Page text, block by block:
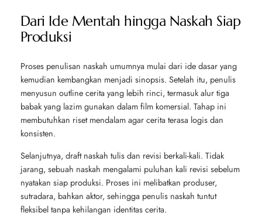
Dari Ide Mentah hingga Naskah Siap
Produksi
Proses penulisan naskah umumnya mulai dari ide dasar yang
kemudian kembangkan menjadi sinopsis. Setelah itu, penulis
menyusun outline cerita yang lebih rinci, termasuk alur tiga
babak yang lazim gunakan dalam film komersial. Tahap ini
membutuhkan riset mendalam agar cerita terasa logis dan
konsisten.
Selanjutnya, draft naskah tulis dan revisi berkali-kali. Tidak
jarang, sebuah naskah mengalami puluhan kali revisi sebelum
nyatakan siap produksi. Proses ini melibatkan produser,
sutradara, bahkan aktor, sehingga penulis naskah tuntut
fleksibel tanpa kehilangan identitas cerita.